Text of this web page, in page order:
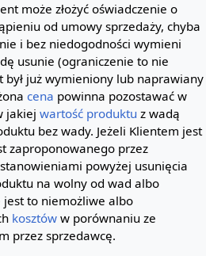
może złożyć oświadczenie o
od umowy sprzedaży, chyba
i bez niedogodności wymieni
usunie (ograniczenie to nie
już wymieniony lub naprawiany
cena powinna pozostawać w
jakiej wartość produktu z wadą
bez wady. Jeżeli Klientem jest
zaproponowanego przez
powyżej usunięcia
na wolny od wad albo
jest to niemożliwe albo
kosztóww porównaniu ze
przez sprzedawcę.